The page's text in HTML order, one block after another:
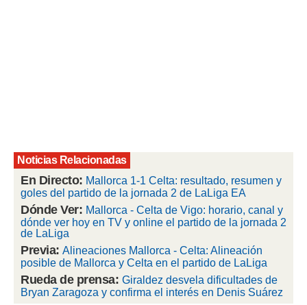
Puedes
acceder a
web a
abono
Noticias Relacionadas
En Directo: Mallorca 1-1 Celta: resultado, resumen y
goles del partido de la jornada 2 de LaLiga EA
Dónde Ver: Mallorca - Celta de Vigo: horario, canal y
dónde ver hoy en TV y online el partido de la jornada 2
de LaLiga
Previa: Alineaciones Mallorca - Celta: Alineación
posible de Mallorca y Celta en el partido de LaLiga
Rueda de prensa: Giraldez desvela dificultades de
Bryan Zaragoza y confirma el interés en Denis Suárez